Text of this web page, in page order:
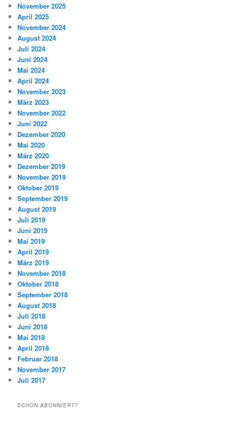
November 2025
April 2025
November 2024
August 2024
Juli 2024
Juni 2024
Mai 2024
April 2024
November 2023
März 2023
November 2022
Juni 2022
Dezember 2020
Mai 2020
März 2020
Dezember 2019
November 2019
Oktober 2019
September 2019
August 2019
Juli 2019
Juni 2019
Mai 2019
April 2019
März 2019
November 2018
Oktober 2018
September 2018
August 2018
Juli 2018
Juni 2018
Mai 2018
April 2018
Februar 2018
November 2017
Juli 2017
SCHON ABONNIERT?